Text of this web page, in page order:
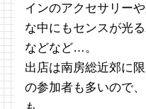
インのアクセサリー
な中にもセンスが光
などなど…。
出店は南房総近郊に
の参加者も多いので